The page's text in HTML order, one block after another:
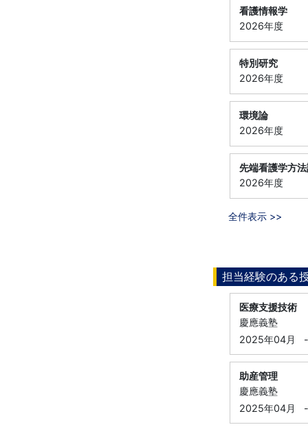
看護情報学
2026年度
特別研究
2026年度
環境論
2026年度
先端看護学方
2026年度
全件表示 >>
担当経験のある
医療支援技術
慶應義塾
2025年04月
-
助産管理
慶應義塾
2025年04月
-